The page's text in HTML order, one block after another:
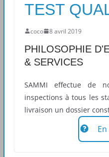
TEST
coco 8 avril 2019
PHILOSOPHIE
& SERVICES
SAMMI effectue de
inspections à tous les
livraison un dossier